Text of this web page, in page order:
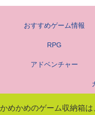
おすすめゲーム情報
RPG
アドベンチャー
かめかめのゲーム収納箱